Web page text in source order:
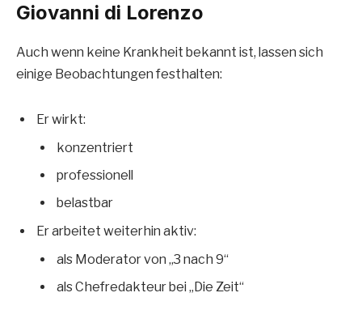
Giovanni di Lorenzo
Auch wenn keine Krankheit bekannt ist, lassen sich
einige Beobachtungen festhalten:
Er wirkt:
konzentriert
professionell
belastbar
Er arbeitet weiterhin aktiv:
als Moderator von „3 nach 9“
als Chefredakteur bei „Die Zeit“